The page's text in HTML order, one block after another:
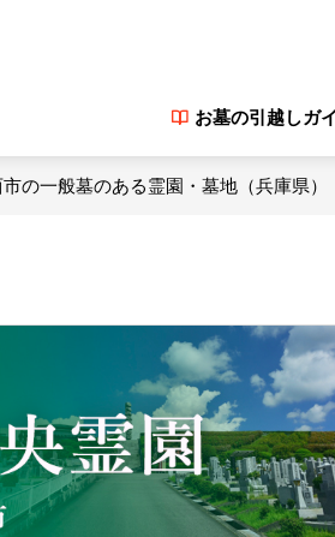
お墓の引越しガ
の一般墓のある霊園・墓地（兵庫県）